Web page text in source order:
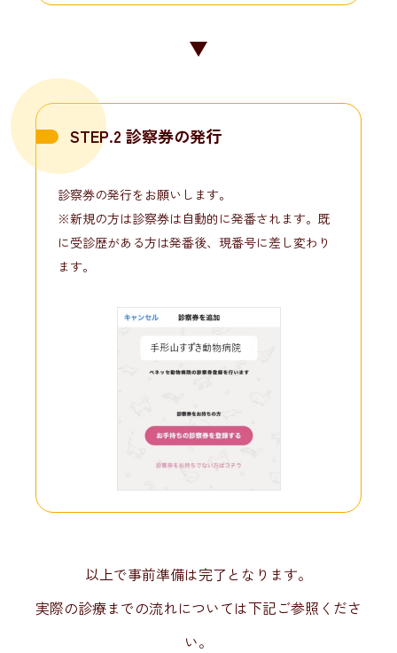
STEP.2 診察券の発行
診察券の発行をお願いします。
※新規の方は診察券は自動的に発番されます。既
に受診歴がある方は発番後、現番号に差し変わり
ます。
以上で事前準備は完了となります。
実際の診療までの流れについては下記ご参照くださ
い。